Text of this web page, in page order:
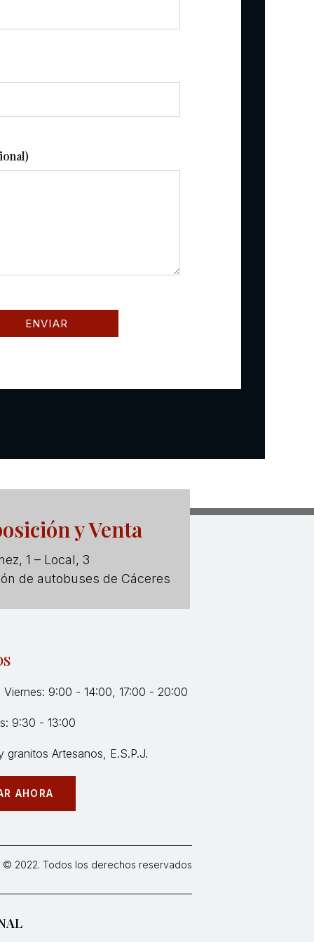
y Venta
1 – Local, 3
de autobuses de Cáceres
Viernes: 9:00 - 14:00, 17:00 - 20:00
9:30 - 13:00
granitos Artesanos, E.S.P.J.
AHORA
© 2022. Todos los derechos reservados